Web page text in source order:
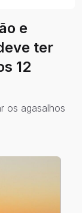
e
ter
12
os agasalhos